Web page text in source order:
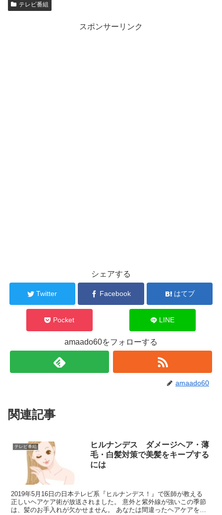
テレビ番組
スポンサーリンク
シェアする
Twitter Facebook はてブ
Pocket LINE
amaado60をフォローする
amaado60
関連記事
テレビ番組
ヒルナンデス ダメージヘア・薄
毛・白髪対策で美髪をキープする
には
2019年5月16日の日本テレビ系『ヒルナンデス！』で医師が教える
正しいヘアケア術が放送されました。 意外と紫外線が強いこの季節
は、髪のお手入れが欠かせません。 あなたは間違ったヘアケアをし